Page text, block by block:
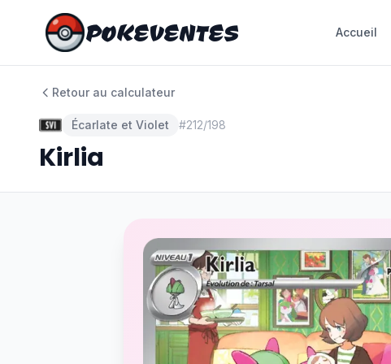
POKEVENTES Accueil
POKEVENTES Accueil
Retour au calculateur
Écarlate et Violet #212/198
Kirlia